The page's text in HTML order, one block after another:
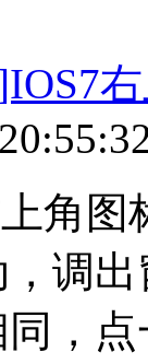
角
调
，